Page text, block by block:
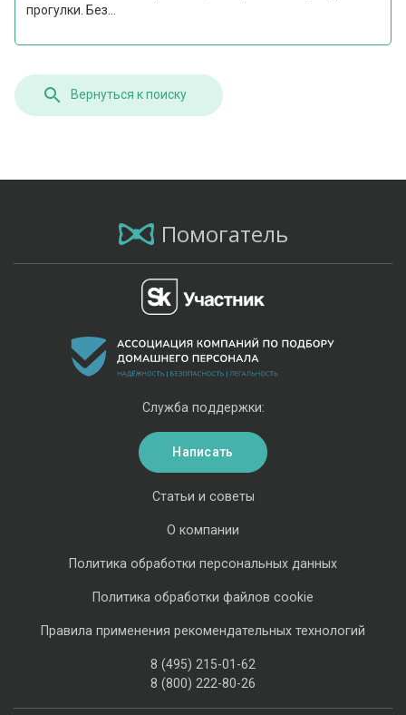
прогулки. Без...
Вернуться к поиску
Помогатель
Статьи и советы
О компании
Политика обработки персональных данных
Политика обработки файлов cookie
Правила применения рекомендательных технологий
8 (495) 215-01-62
8 (800) 222-80-26
Служба поддержки:
Написать